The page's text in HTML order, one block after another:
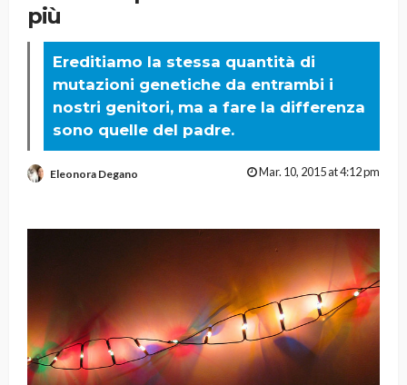
più
Ereditiamo la stessa quantità di
mutazioni genetiche da entrambi i
nostri genitori, ma a fare la differenza
sono quelle del padre.
Eleonora Degano Mar. 10, 2015 at 4:12 pm